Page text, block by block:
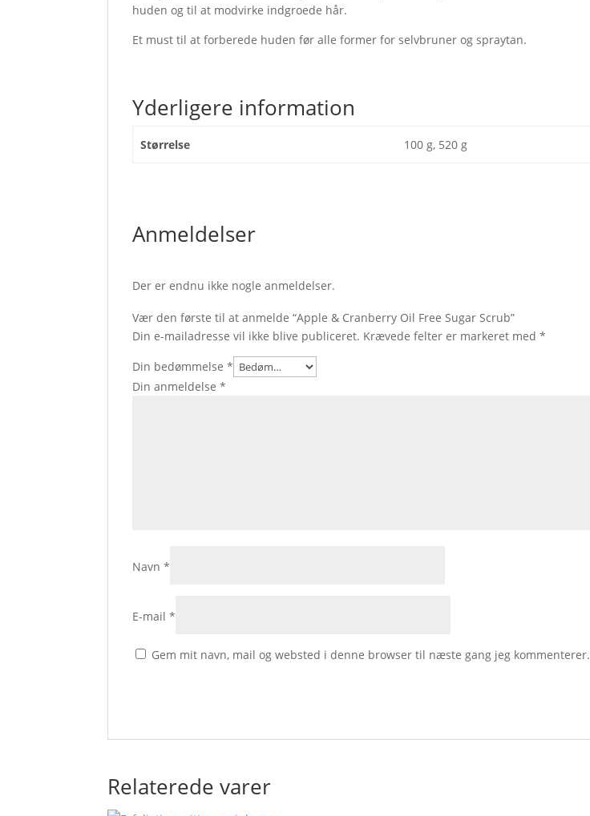
huden og til at modvirke indgroede hår.
Et must til at forberede huden før alle former for selvbruner og spraytan.
Yderligere information
Størrelse 100 g, 520 g
Anmeldelser
Der er endnu ikke nogle anmeldelser.
Vær den første til at anmelde “Apple & Cranberry Oil Free Sugar Scrub”
Din e-mailadresse vil ikke blive publiceret. Krævede felter er markeret med*
Din bedømmelse*
Din anmeldelse*
Navn*
E-mail*
Gem mit navn, mail og websted i denne browser til næste gang jeg kommenterer.
Relaterede varer